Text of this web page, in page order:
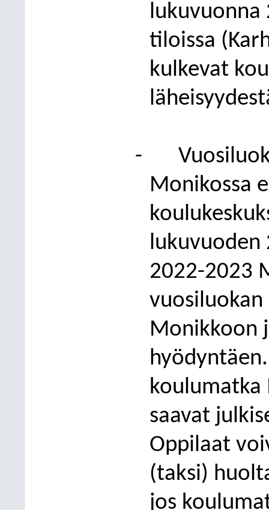
lukuvuonna
tiloissa
kulkevat
-
Monikossa
lukuvuoden
2022-2023
vuosiluokan
Monikkoon
saavat
Oppilaat
(taksi)
jos